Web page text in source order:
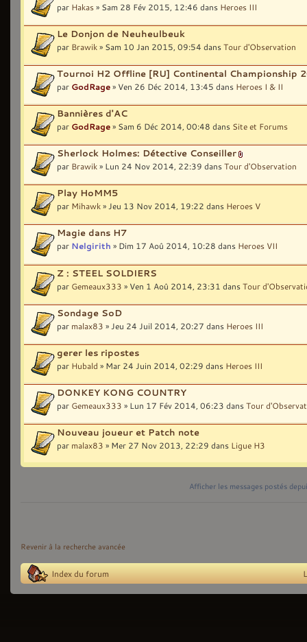
par Hakas» Sam 28 Fév 2015, 12:46 dans Heroes III
Le Donjon de Neuheulbeuk
par Brawik» Sam 10 Jan 2015, 09:54 dansTour d'Observation
Tournoi H2 Offline [RU] Continental Championship
par GodRage» Ven 26 Déc 2014, 13:45 dans Heroes I & II
Bannières d'AC
par GodRage» Sam 6 Déc 2014, 00:48 dans Site et Forums
Sherlock Holmes: Détective Conseiller
par Brawik» Lun 24 Nov 2014, 22:39 dansTour d'Observation
Play HoMM5
par Mihawk» Jeu 13 Nov 2014, 19:22 dans Heroes V
Magie dans H7
par Nelgirith » Dim 17 Aoû 2014, 10:28 dans Heroes VII
Z : STEEL SOLDIERS
par Gemeaux333 » Ven 1 Aoû 2014, 23:31 dansTour
Sondage SoD
par malax83 » Jeu 24 Juil 2014, 20:27 dans Heroes III
gerer les ripostes
par Hubald » Mar 24 Juin 2014, 02:29 dans Heroes III
DONKEY KONG COUNTRY
par Gemeaux333 » Lun 17 Fév 2014, 06:23 dansTour
Nouveau joueur et Patch note
par malax83 » Mer 27 Nov 2013, 22:29 dans Ligue H3
Afficher les messages postés
Revenir à la recherche avancée
Index du forum